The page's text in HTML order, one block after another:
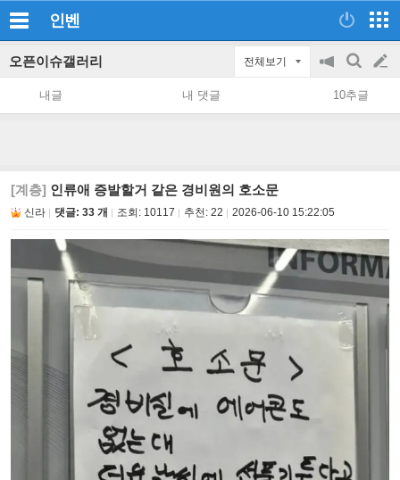
인벤
오픈이슈갤러리 전체보기
공
지
on/off
검
색
글
쓰
내글 내 댓글 10추글
[계층] 인류애 증발할거 같은 경비원의 호소문
신라 댓글: 33 개 조회: 10117 추천: 22 2026-06-10 15:22:05